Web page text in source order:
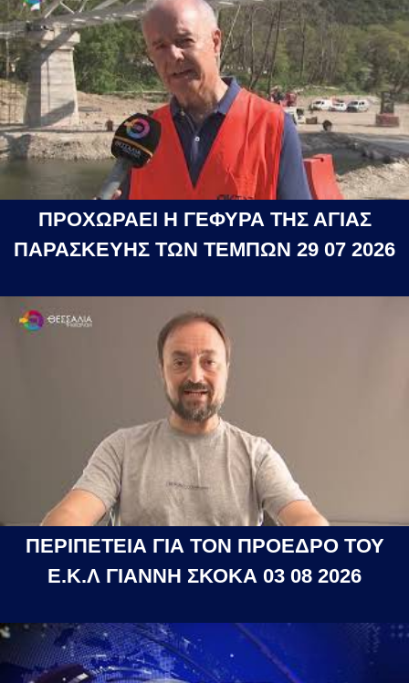
ΠΡΟΧΩΡΑΕΙ Η ΓΕΦΥΡΑ ΤΗΣ ΑΓΙΑΣ
ΠΑΡΑΣΚΕΥΗΣ ΤΩΝ ΤΕΜΠΩΝ 29 07 2026
ΠΕΡΙΠΕΤΕΙΑ ΓΙΑ ΤΟΝ ΠΡΟΕΔΡΟ ΤΟΥ
Ε.Κ.Λ ΓΙΑΝΝΗ ΣΚΟΚΑ 03 08 2026